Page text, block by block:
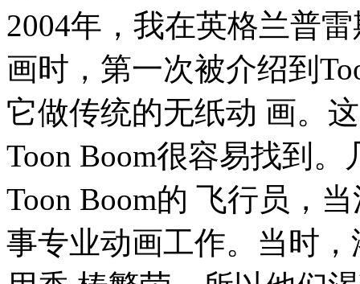
2004年，我在英格兰普
画时，第一次被介绍到
它做传统的无纸动 画。
Toon Boom很容易找到
Toon Boom的 飞行员，
事专业动画工作。当时